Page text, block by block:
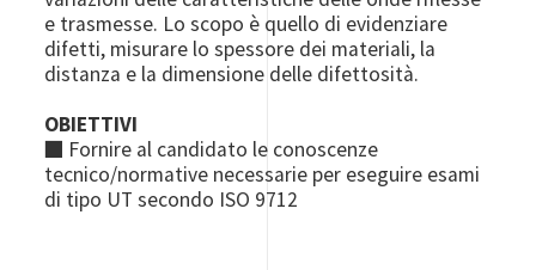
e trasmesse. Lo scopo è quello di evidenziare
difetti, misurare lo spessore dei materiali, la
distanza e la dimensione delle difettosità.
OBIETTIVI
■ Fornire al candidato le conoscenze
tecnico/normative necessarie per eseguire esami
di tipo UT secondo ISO 9712